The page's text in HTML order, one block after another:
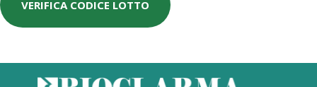
VERIFICA CODICE LOTTO